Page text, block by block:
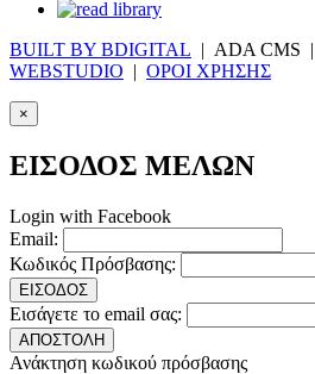
BUILT BY BDIGITAL | ADA CMS |
WEBSTUDIO | ΟΡΟΙ ΧΡΗΣΗΣ
×
ΕΙΣΟΔΟΣ ΜΕΛΩΝ
Login with Facebook
Email:
Κωδικός Πρόσβασης:
ΕΙΣΟΔΟΣ
Εισάγετε το email σας:
ΑΠΟΣΤΟΛΗ
Ανάκτηση κωδικού πρόσβασης